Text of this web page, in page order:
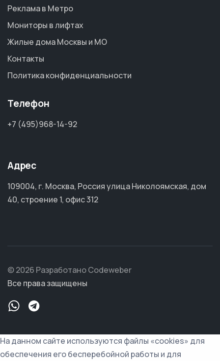
Реклама в Метро
Мониторы в лифтах
Жилые дома Москвы и МО
Контакты
Политика конфиденциальности
Телефон
+7 (495)968-14-92
Адрес
109004, г. Москва, Россия улица Николоямская, дом
40, строение 1, офис 312
© 2026 Разработано Codeweber
Все права защищены
На данном сайте используются файлы «cookies» для
обеспечения его бесперебойной работы и для